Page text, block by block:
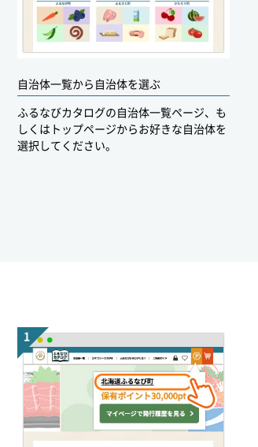
自治体一覧から自治体を選ぶ
ふるなびカタログの自治体一覧ページ、も
しくはトップページからお好きな自治体を
選択してください。